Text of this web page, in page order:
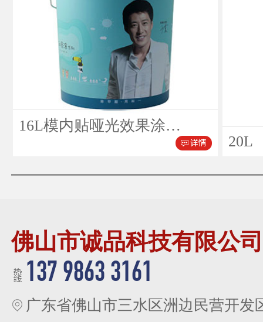
16L模内贴哑光效果涂…
20L
佛山市诚品科技有限公司
137 9863 3161
广东省佛山市三水区洲边民营开发